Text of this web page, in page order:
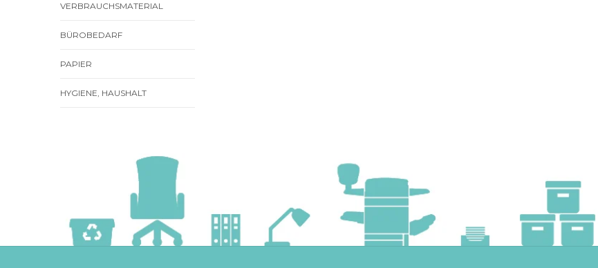
VERBRAUCHSMATERIAL
BÜROBEDARF
PAPIER
HYGIENE, HAUSHALT